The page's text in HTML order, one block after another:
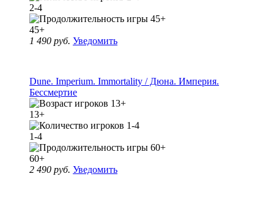
2-4
45+
1 490 руб. Уведомить
Dune. Imperium. Immortality / Дюна. Империя.
Бессмертие
13+
1-4
60+
2 490 руб. Уведомить